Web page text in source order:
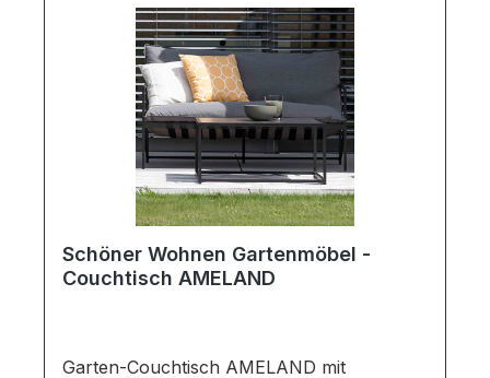
ist zerlegt (Montage erforderlich).Stoff ist
nicht waschbar.Farben können auf
verschiedenen Bildschirmen abweichen.
Deko oder andere Beimöbel sind nicht
enthalten. Abbildung kann abweichen.
Schöner Wohnen Gartenmöbel -
Couchtisch AMELAND
Garten-Couchtisch AMELAND mit